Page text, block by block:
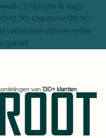
(27 juli t/m 15 aug):
Oss do-vr 09:00–
verbouwen zijn we verder
gerust!
van 130+ klanten